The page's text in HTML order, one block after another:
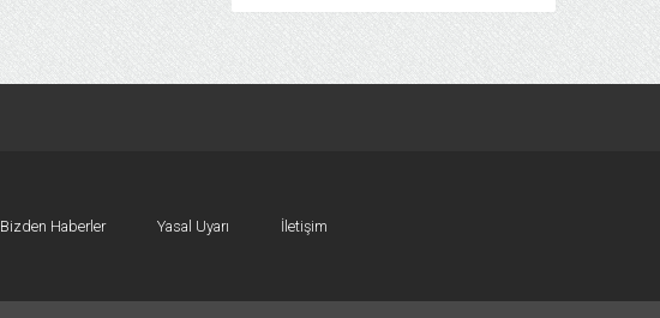
Bizden Haberler Yasal Uyarı İletişim